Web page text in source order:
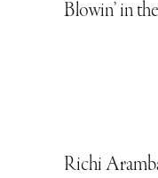
Blowin’ in
Richi